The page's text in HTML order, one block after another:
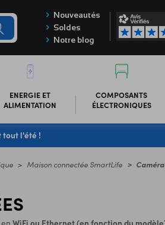
Nouveautés
Soldes
Notre blog
ENERGIE ET
ALIMENTATION
COMPOSANTS
ÉLECTRONIQUES
tout l'été !
Maison connectée SmartLife